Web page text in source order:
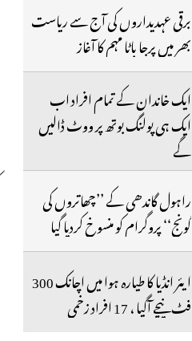
برقی عہدیداروں کی آج سے ریاست
بھر میں پرجا باٹا مہم کا آغاز
ایک خاندان کے تمام افراد اب
ایک ہی پولنگ بوتھ پر ووٹ ڈالیں
گے
راہول گاندھی کے ’’چھاتروں کی
گونج‘‘ پروگرام کو منسوخ کردیا گیا
ایئر انڈیا کا طیارہ ہوا میں اچانک 300
فٹ نیچے آگیا ، 17 افراد زخمی